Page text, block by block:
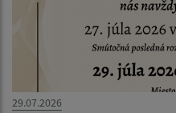
29.07.2026